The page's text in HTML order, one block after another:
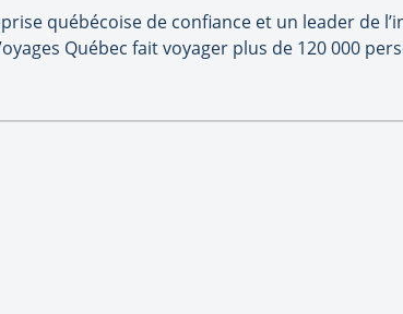
québécoise de confiance et un leader de
Québec fait voyager plus de 120 000